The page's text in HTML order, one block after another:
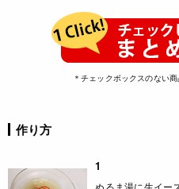
＊チェックボックスのない
作り方
1